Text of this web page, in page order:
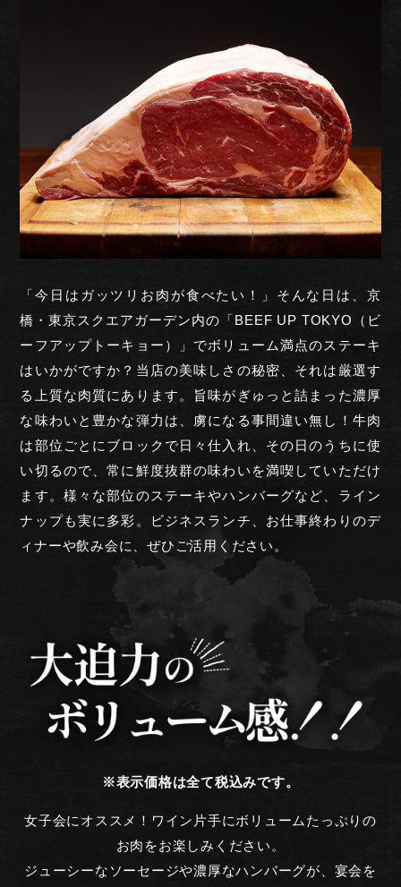
「今日はガッツリお肉が食べたい！」 そんな日は、京
橋・東京スクエアガーデン内の 「BEEF UP TOKYO（ビ
ーフアップトーキョー）」でボリューム満点のステーキ
はいかがですか？ 当店の美味しさの秘密、それは厳選す
る
上質な肉質にあります。
旨味がぎゅっと詰まった濃厚
な味わいと豊かな弾力は、虜になる事間違い無し！ 牛肉
は部位ごとにブロックで日々仕入れ、 その日のうちに使
い切るので、常に鮮度抜群の味わいを満喫していただけ
ます。 様々な部位のステーキやハンバーグなど、 ライン
ナップも実に多彩。
ビジネスランチ、お仕事終わりのデ
ィナーや飲み会に、ぜひご活用ください。
※表示価格は全て税込みです。
女子会にオススメ！ワイン片手にボリュームたっぷりの
お肉をお楽しみください。
ジューシーなソーセージや濃厚なハンバーグが、宴会を